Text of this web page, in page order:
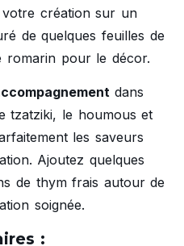
votre création sur un
de quelques feuilles de
romarin pour le décor.
dans
tzatziki, le houmous et
les saveurs
Ajoutez quelques
de thym frais autour de
soignée.
: